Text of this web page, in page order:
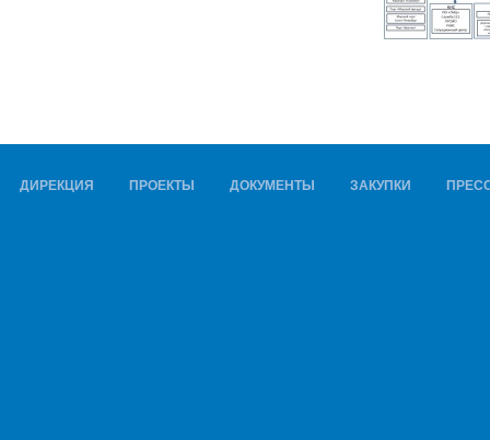
ДИРЕКЦИЯ ПРОЕКТЫ ДОКУМЕНТЫ ЗАКУПКИ